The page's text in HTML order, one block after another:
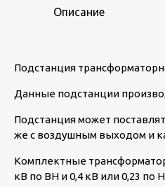
Описание
Подстанция
Данные подстанции
Подстанция может
же с воздушным выходом и
Комплектные
кВ по ВН и 0,4 кВ или 0,23 по